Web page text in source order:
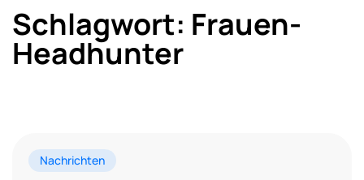
Schlagwort: Frauen-
Headhunter
Nachrichten